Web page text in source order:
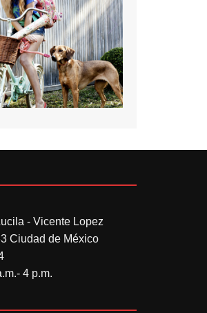
- Vicente Lopez
Ciudad de México
4 p.m.